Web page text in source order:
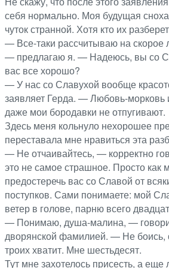
себя нормально. Моя будущая
чуток странной. Хотя кто их
— Все-таки рассчитываю на скорое
— предлагаю я. — Надеюсь, вы со
вас все хорошо?
— У нас со Славухой вообще
заявляет Герда. — Любовь-морковь
даже мои бородавки не отпугивают.
Здесь меня кольнуло нехорошее
переставала мне нравиться эта
— Не отчаивайтесь, — корректно
это не самое страшное. Просто как
предостеречь вас со Славой от
поступков. Сами понимаете: мой
ветер в голове, парню всего
— Понимаю, душа-малина, —
дворянской фамилией. — Не боись,
троих хватит. Мне шестьдесят.
Тут мне захотелось присесть, а